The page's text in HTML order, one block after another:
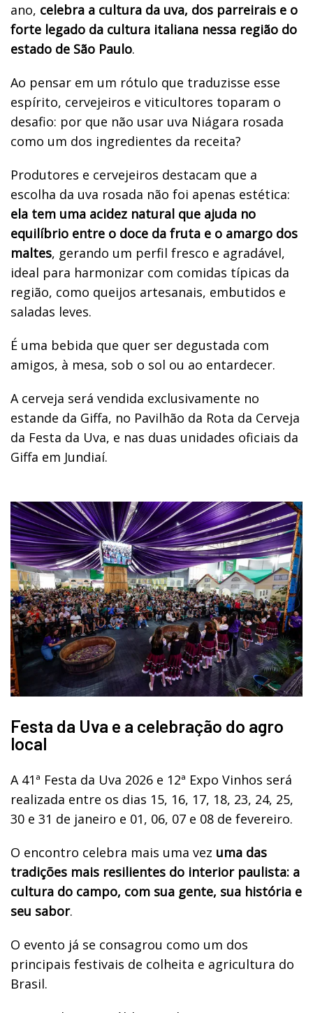
ano, celebra a cultura da uva, dos parreirais e o
forte legado da cultura italiana nessa região do
estado de São Paulo.
Ao pensar em um rótulo que traduzisse esse
espírito, cervejeiros e viticultores toparam o
desafio: por que não usar uva Niágara rosada
como um dos ingredientes da receita?
Produtores e cervejeiros destacam que a
escolha da uva rosada não foi apenas estética:
ela tem uma acidez natural que ajuda no
equilíbrio entre o doce da fruta e o amargo dos
maltes, gerando um perfil fresco e agradável,
ideal para harmonizar com comidas típicas da
região, como queijos artesanais, embutidos e
saladas leves.
É uma bebida que quer ser degustada com
amigos, à mesa, sob o sol ou ao entardecer.
A cerveja será vendida exclusivamente no
estande da Giffa, no Pavilhão da Rota da Cerveja
da Festa da Uva, e nas duas unidades oficiais da
Giffa em Jundiaí.
Festa da Uva e a celebração do agro
local
A 41ª Festa da Uva 2026 e 12ª Expo Vinhos será
realizada entre os dias 15, 16, 17, 18, 23, 24, 25,
30 e 31 de janeiro e 01, 06, 07 e 08 de fevereiro.
O encontro celebra mais uma vez uma das
tradições mais resilientes do interior paulista: a
cultura do campo, com sua gente, sua história e
seu sabor.
O evento já se consagrou como um dos
principais festivais de colheita e agricultura do
Brasil.